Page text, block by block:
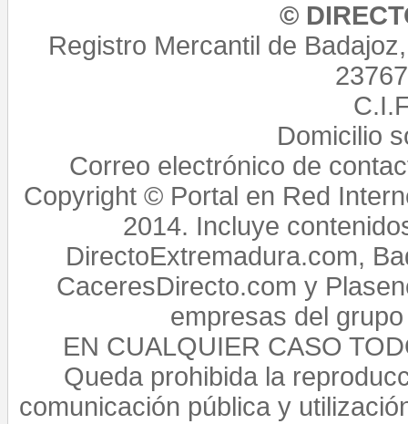
©
Registro Mercantil de
Domicilio
Correo electrónico de
Copyright © Portal en Red
2014. Incluye
DirectoExtremadura.com,
CaceresDirecto.com y
empresas del
EN CUALQUIER CASO
Queda prohibida la
comunicación pública y